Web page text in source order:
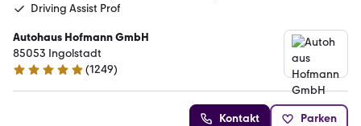
Driving Assist Prof
Autohaus Hofmann GmbH
85053 Ingolstadt
4.9 Sterne
(1249)
Kontakt Parken